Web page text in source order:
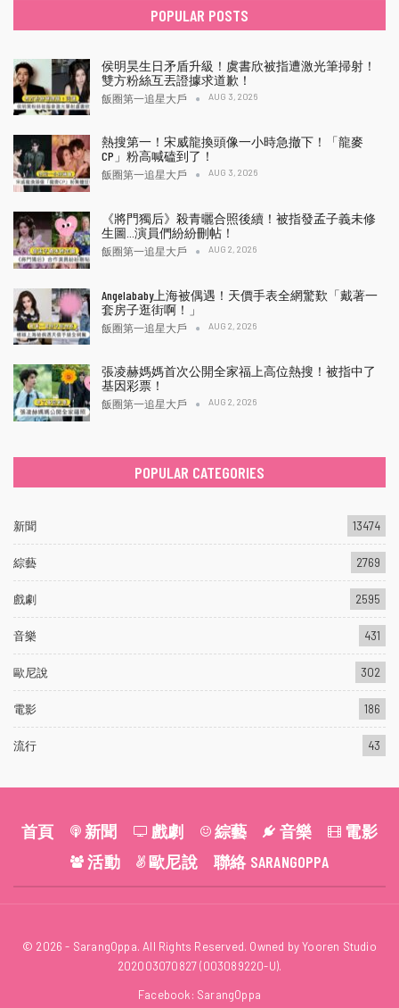
POPULAR POSTS
侯明昊生日矛盾升級！虞書欣被指遭激光筆掃射！
雙方粉絲互丟證據求道歉！
飯圈第一追星大戶 AUG 3, 2026
熱搜第一！宋威龍換頭像一小時急撤下！「龍麥
CP」粉高喊磕到了！
飯圈第一追星大戶 AUG 3, 2026
《將門獨后》殺青曬合照後續！被指發孟子義未修
生圖…演員們紛紛刪帖！
飯圈第一追星大戶 AUG 2, 2026
Angelababy上海被偶遇！天價手表全網驚歎「戴著一
套房子逛街啊！」
飯圈第一追星大戶 AUG 2, 2026
張凌赫媽媽首次公開全家福上高位熱搜！被指中了
基因彩票！
飯圈第一追星大戶 AUG 2, 2026
POPULAR CATEGORIES
新聞 13474
綜藝 2769
戲劇 2595
音樂 431
歐尼說 302
電影 186
流行 43
首頁 新聞 戲劇 綜藝 音樂
電影
活動
歐尼說 聯絡 SARANGOPPA
© 2026 - SarangOppa. All Rights Reserved. Owned by Yooren Studio
202003070827 (003089220-U).
Facebook: SarangOppa